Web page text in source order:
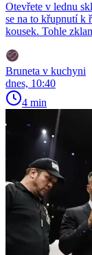
Otevřete v lednu
se na to křupnutí k
kousek. Tohle
Bruneta v kuchyni
dnes, 10:40
4 min